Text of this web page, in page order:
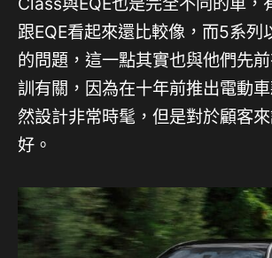
跟EQE看起來還比較像，而5系列
的問題，這一點其實也與他們先
訓有關，因為在十年前推出電動
然設計非常時髦，但是對於顧客
好。